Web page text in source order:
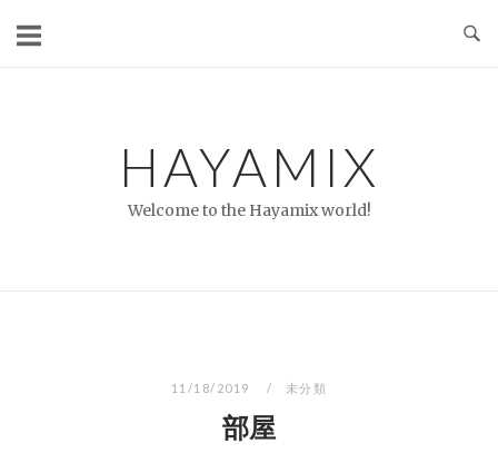
HAYAMIX
Welcome to the Hayamix world!
11/18/2019 未分類
部屋